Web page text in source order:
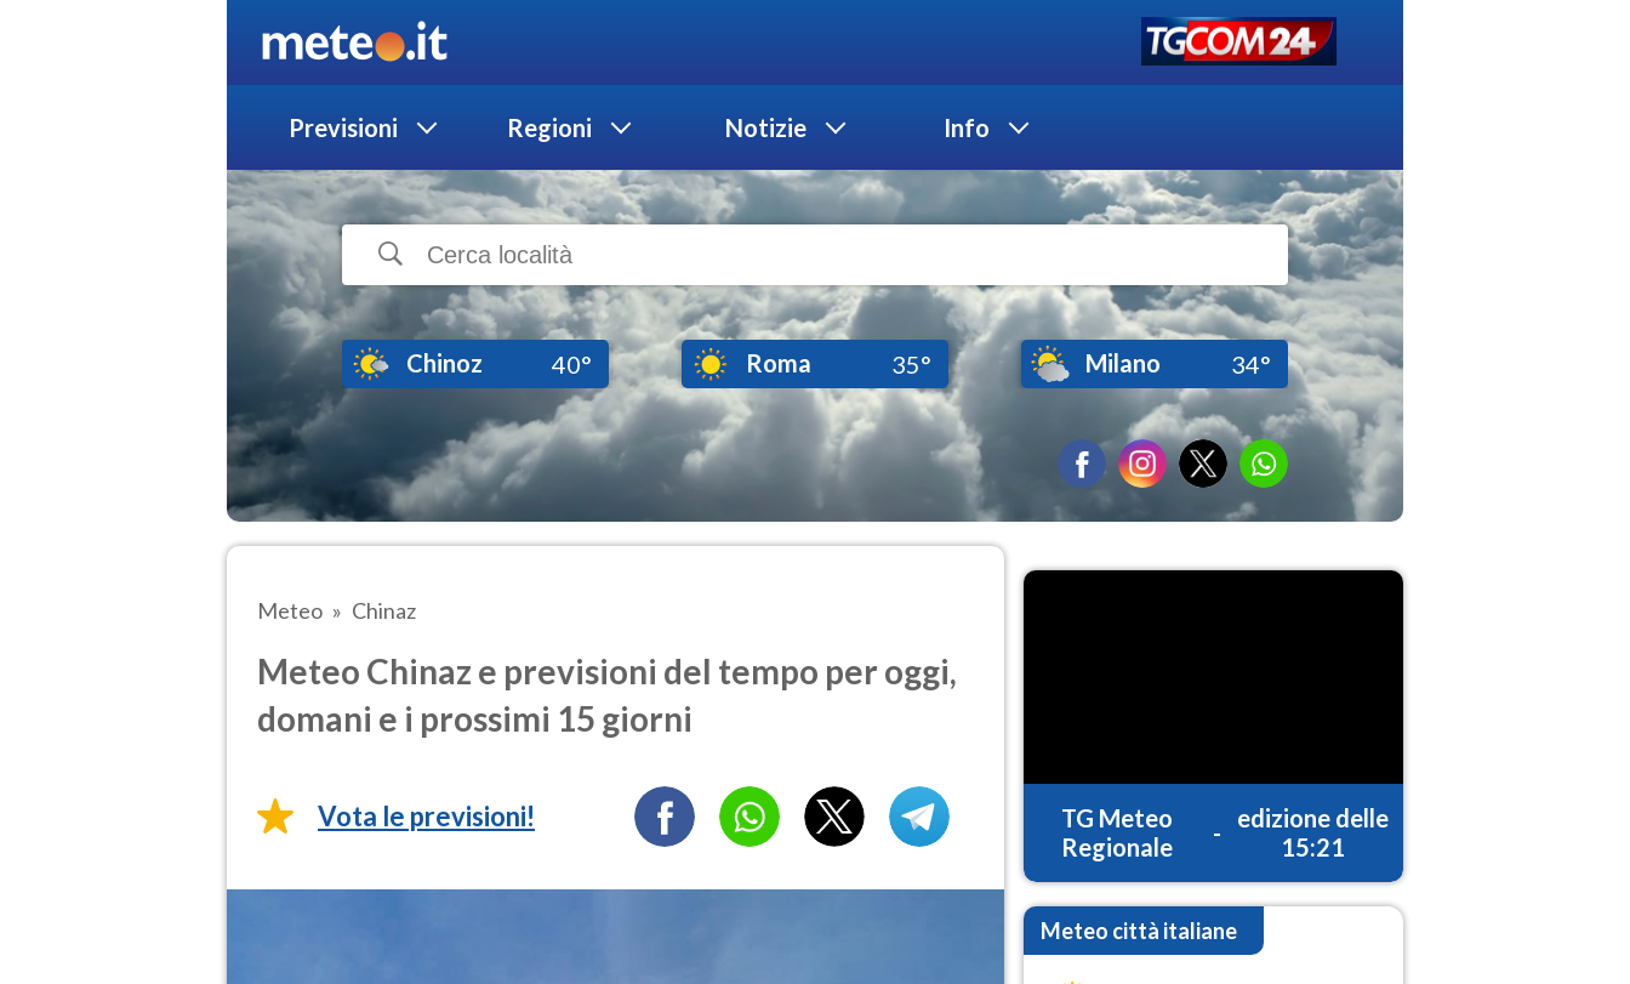
Previsioni Regioni Notizie Info
Chinoz 40° Roma 35° Milano 34°
Meteo Chinaz
Meteo Chinaz e previsioni del tempo per oggi,
domani e i prossimi 15 giorni
Vota le previsioni!
TG Meteo
Regionale
-
edizione delle
15:21
Meteo città italiane